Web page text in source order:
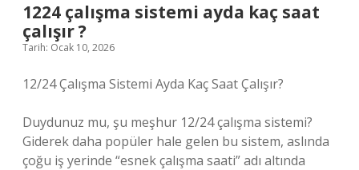
1224 çalışma sistemi ayda kaç saat
çalışır ?
Tarih: Ocak 10, 2026
12/24 Çalışma Sistemi Ayda Kaç Saat Çalışır?
Duydunuz mu, şu meşhur 12/24 çalışma sistemi?
Giderek daha popüler hale gelen bu sistem, aslında
çoğu iş yerinde “esnek çalışma saati” adı altında